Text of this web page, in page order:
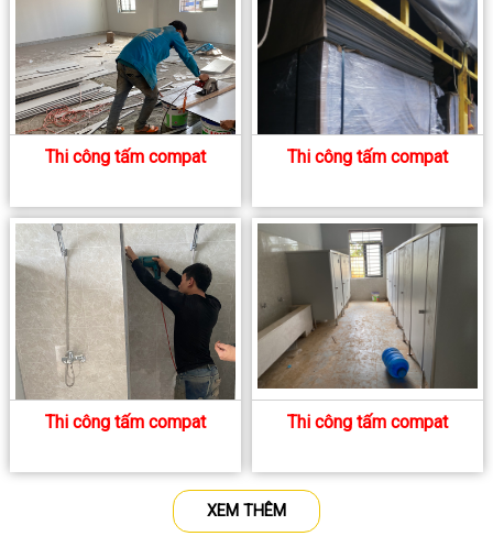
Thi công tấm compat Thi công tấm compat
Thi công tấm compat Thi công tấm compat
XEM THÊM